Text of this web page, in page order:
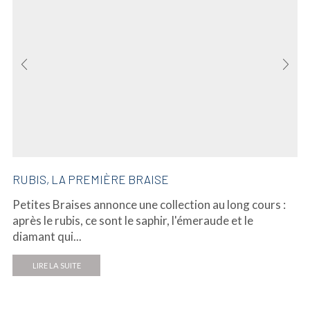
RUBIS, LA PREMIÈRE BRAISE
Petites Braises annonce une collection au long cours :
après le rubis, ce sont le saphir, l'émeraude et le
diamant qui...
LIRE LA SUITE